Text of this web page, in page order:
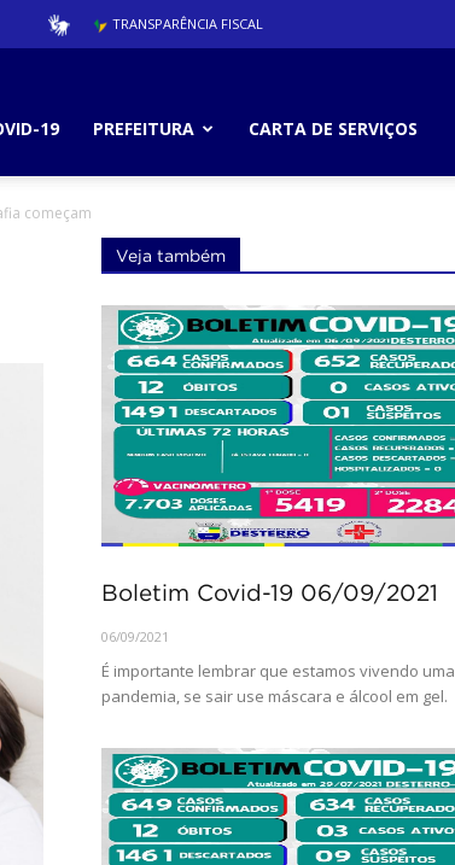
TRANSPARÊNCIA FISCAL
19 PREFEITURA CARTA DE SERVIÇOS
começam
Veja também
Boletim Covid-19 06/09/2021
06/09/2021
É importante lembrar que estamos vivendo uma
pandemia, se sair use máscara e álcool em gel.